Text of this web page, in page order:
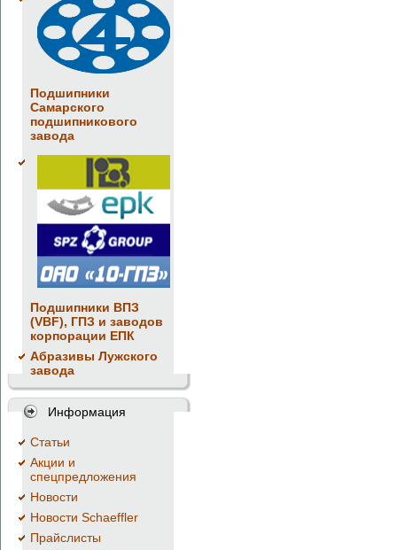
Подшипники
Самарского
подшипникового
завода
Подшипники ВПЗ
(VBF), ГПЗ и заводов
корпорации ЕПК
Абразивы Лужского
завода
Информация
Cтатьи
Акции и
спецпредложения
Новости
Новости Schaeffler
Прайслисты